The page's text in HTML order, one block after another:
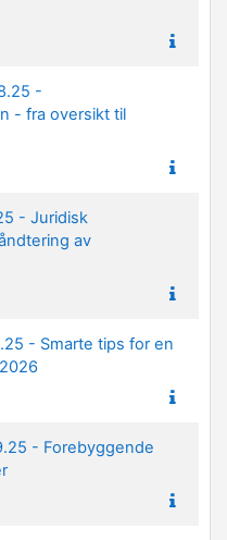
-
- fra oversikt til
- Juridisk
av
- Smarte tips for en
- Forebyggende